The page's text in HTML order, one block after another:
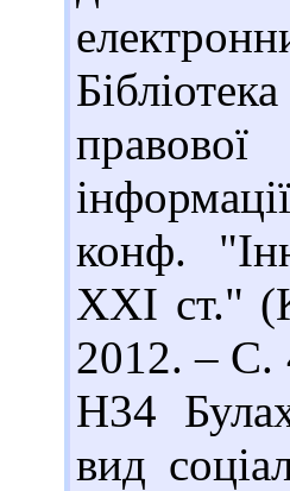
конф.
ХХІ ст."
2012. – С.
Н34
вид